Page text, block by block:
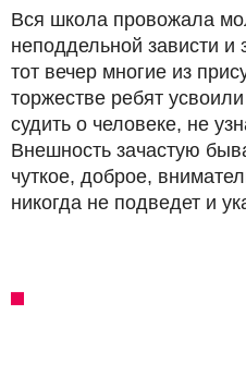
Вся школа провожала
неподдельной зависти
тот вечер многие из
торжестве ребят
судить о человеке, не
Внешность зачастую
чуткое, доброе,
никогда не подведет и